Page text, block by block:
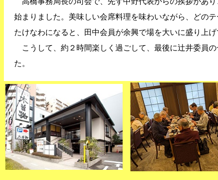
始まりました。美味しい会席料理を味わいながら、どの
たけなわになると、田中会員が余興で場を大いに盛り上
こうして、約２時間楽しく過ごして、最後に辻井委員
た。